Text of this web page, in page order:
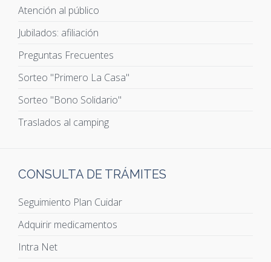
Atención al público
Jubilados: afiliación
Preguntas Frecuentes
Sorteo "Primero La Casa"
Sorteo "Bono Solidario"
Traslados al camping
CONSULTA DE TRÁMITES
Seguimiento Plan Cuidar
Adquirir medicamentos
Intra Net